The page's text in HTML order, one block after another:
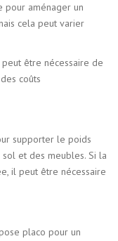
pour aménager un
cela peut varier
être nécessaire de
coûts
supporter le poids
et des meubles. Si la
il peut être nécessaire
placo pour un